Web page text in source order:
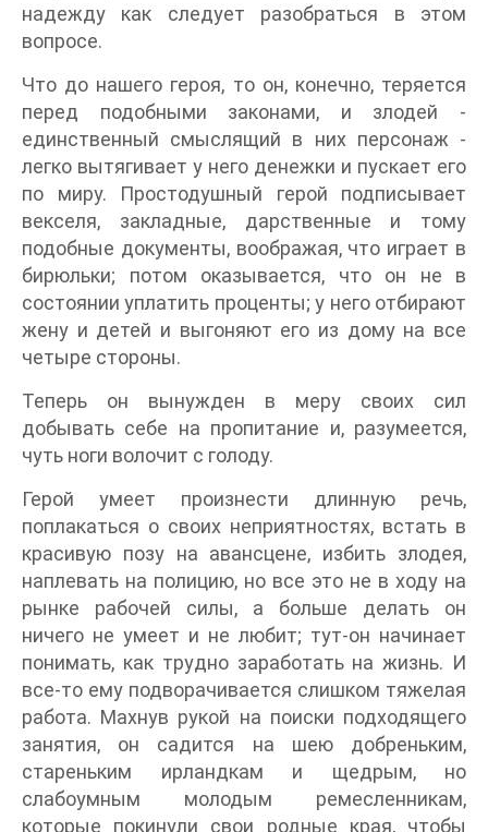
надежду как следует разобраться в этом
вопросе.
Что до нашего героя, то он, конечно, теряется
перед подобными законами, и злодей -
единственный смыслящий в них персонаж -
легко вытягивает у него денежки и пускает его
по миру. Простодушный герой подписывает
векселя, закладные, дарственные и тому
подобные документы, воображая, что играет в
бирюльки; потом оказывается, что он не в
состоянии уплатить проценты; у него отбирают
жену и детей и выгоняют его из дому на все
четыре стороны.
Теперь он вынужден в меру своих сил
добывать себе на пропитание и, разумеется,
чуть ноги волочит с голоду.
Герой умеет произнести длинную речь,
поплакаться о своих неприятностях, встать в
красивую позу на авансцене, избить злодея,
наплевать на полицию, но все это не в ходу на
рынке рабочей силы, а больше делать он
ничего не умеет и не любит; тут-он начинает
понимать, как трудно заработать на жизнь. И
все-то ему подворачивается слишком тяжелая
работа. Махнув рукой на поиски подходящего
занятия, он садится на шею добреньким,
стареньким ирландкам и щедрым, но
слабоумным молодым ремесленникам,
которые покинули свои родные края, чтобы